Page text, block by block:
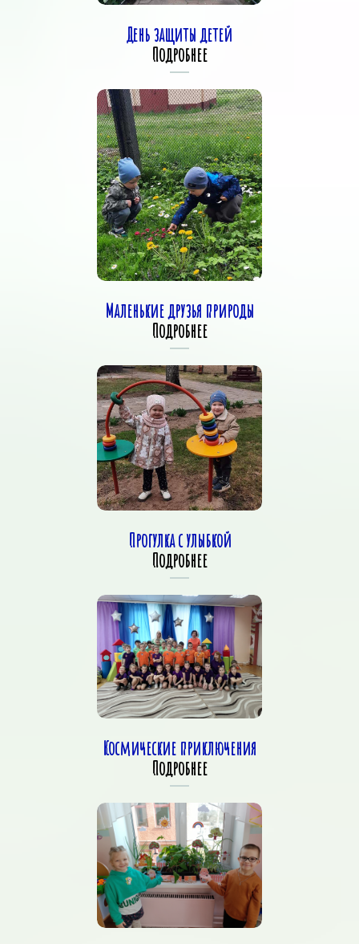
День защиты детей
Подробнее
Маленькие друзья природы
Подробнее
Прогулка с улыбкой
Подробнее
Космические приключения
Подробнее